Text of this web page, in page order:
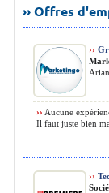
›› Offres
››
›› Aucune
Il faut juste bien
››